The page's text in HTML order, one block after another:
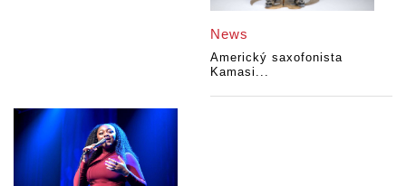
News
Americký saxofonista
Kamasi...